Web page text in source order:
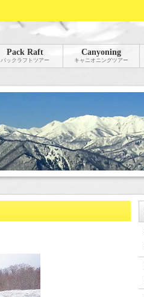
Pack Raft
パックラフトツアー
Canyoning
キャニオニングツアー